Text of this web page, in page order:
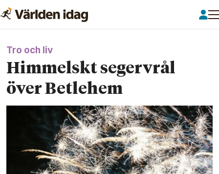
Tro och liv
Himmelskt segervrål
över Betlehem